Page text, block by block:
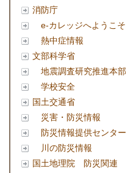
消防庁
e-カレッジへようこそ
熱中症情報
文部科学省
地震調査研究推進本部
学校安全
国土交通省
災害・防災情報
防災情報提供センター
川の防災情報
国土地理院 防災関連